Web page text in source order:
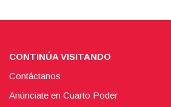
CONTINÚA VISITANDO
Contáctanos
Anúnciate en Cuarto Poder